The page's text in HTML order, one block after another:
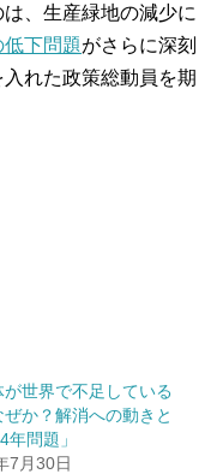
、生産緑地の減少に
下問題がさらに深刻
れた政策総動員を期
が世界で不足している
ぜか？解消への動きと
年問題」
7月30日